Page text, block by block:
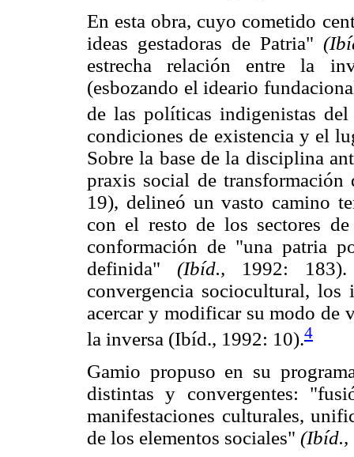
En esta obra, cuyo cometido
ideas gestadoras de Patria"
estrecha relación entre la
(esbozando el ideario
de las políticas indigenistas
condiciones de existencia y el
Sobre la base de la disciplina
praxis social de
19), delineó un vasto camino
con el resto de los sectores
conformación de "una patria
definida" (Ibíd., 1992: 183).
convergencia sociocultural, los
acercar y modificar su modo de
la inversa (Ibíd., 1992: 10).4
Gamio propuso en su
distintas y convergentes:
manifestaciones culturales,
de los elementos sociales" (Ibíd.,